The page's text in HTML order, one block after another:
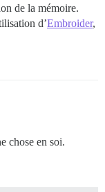
de la mémoire.
d’Embroider,
chose en soi.